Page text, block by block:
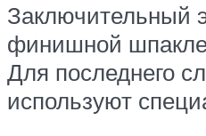
Заключительный
финишной
Для последнего
используют